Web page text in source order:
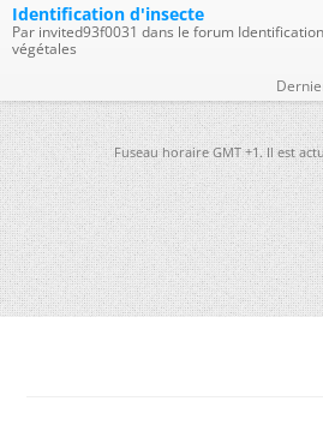
Identification d'insecte
Par invited93f0031 dans le forum
végétales
Fuseau horaire GMT +1. Il est